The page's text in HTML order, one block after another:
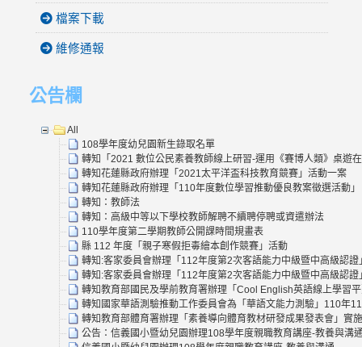
檔案下載
維修通報
公告欄
All
108學年度幼兒園新生錄取名單
轉知「2021 數位公民素養教師線上研習-運用《賽博人類》桌遊
轉知花蓮縣政府辦理「2021太平洋盃科技教育競賽」活動一案
轉知花蓮縣政府辦理「110年度數位學習推動優良教案徵選活動」
轉知：教師法
轉知：高級中等以下學校教師解聘不續聘停聘或資遣辦法
110學年度第二學期教師公開課時間規畫表
縣 112 年度「親子寒假拒毒繪本創作競賽」活動
轉知:客家委員會辦理「112年度第2次客語能力中級暨中高級認
轉知:客家委員會辦理「112年度第2次客語能力中級暨中高級認
轉知教育部國民及學前教育署辦理「Cool English英語線上學習
轉知國家華語測驗推動工作委員會為「華語文能力測驗」110年
轉知教育部體育署辦理「素養導向體育教材研發成果發表會」實
公告：信義國小暨幼兒園辦理108學年度親職教育講座-教養與溝